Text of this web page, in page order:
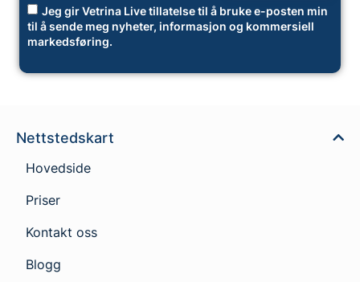
Jeg gir Vetrina Live tillatelse til å bruke e-posten min
til å sende meg nyheter, informasjon og kommersiell
markedsføring.
Nettstedskart
Hovedside
Priser
Kontakt oss
Blogg